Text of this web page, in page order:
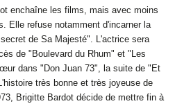
enchaîne les films, mais avec moins
Elle refuse notamment d'incarner la
de Sa Majesté". L'actrice sera
de "Boulevard du Rhum" et "Les
dans "Don Juan 73", la suite de "Et
très bonne et très joyeuse de
Brigitte Bardot décide de mettre fin à